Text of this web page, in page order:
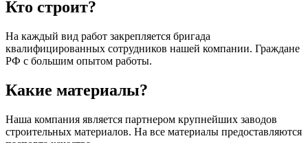
Кто строит?
На каждый вид работ закрепляется бригада
квалифицированных сотрудников нашей компании. Граждане
РФ с большим опытом работы.
Какие материалы?
Наша компания является партнером крупнейших заводов
строительных материалов. На все материалы предоставляются